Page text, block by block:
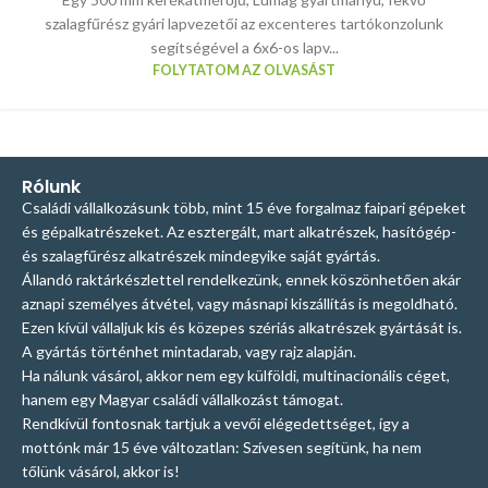
szalagfűrész gyári lapvezetői az excenteres tartókonzolunk
segítségével a 6x6-os lapv...
FOLYTATOM AZ OLVASÁST
Rólunk
Családi vállalkozásunk több, mint 15 éve forgalmaz faipari gépeket
és gépalkatrészeket. Az esztergált, mart alkatrészek, hasítógép-
és szalagfűrész alkatrészek mindegyike saját gyártás.
Állandó raktárkészlettel rendelkezünk, ennek köszönhetően akár
aznapi személyes átvétel, vagy másnapi kiszállítás is megoldható.
Ezen kívül vállaljuk kis és közepes szériás alkatrészek gyártását is.
A gyártás történhet mintadarab, vagy rajz alapján.
Ha nálunk vásárol, akkor nem egy külföldi, multinacionális céget,
hanem egy Magyar családi vállalkozást támogat.
Rendkívül fontosnak tartjuk a vevői elégedettséget, így a
mottónk már 15 éve változatlan: Szívesen segítünk, ha nem
tőlünk vásárol, akkor is!